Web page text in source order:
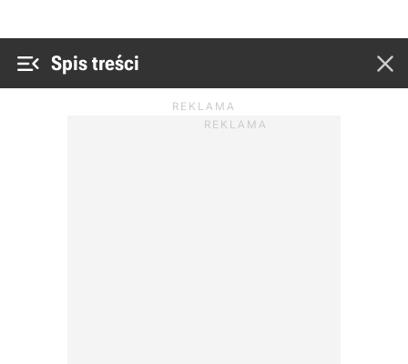
 Spis treści 